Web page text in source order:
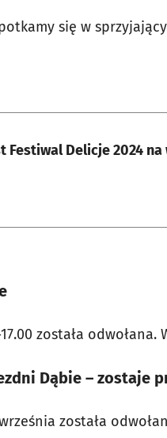
się w
Festiwal Delicje 2024
została
Dąbie – zostaje
została